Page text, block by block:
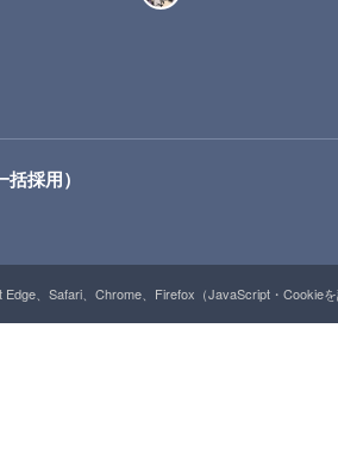
採用）
、Safari、Chrome、Firefox（JavaScript・Cookie